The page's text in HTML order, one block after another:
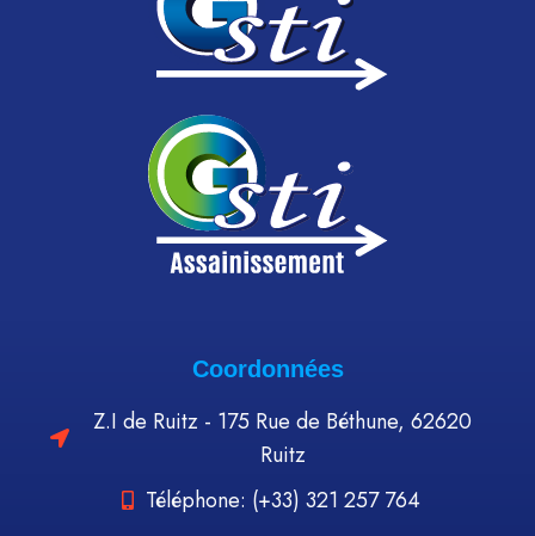
Coordonnées
Z.I de Ruitz - 175 Rue de Béthune, 62620
Ruitz
Téléphone: (+33) 321 257 764